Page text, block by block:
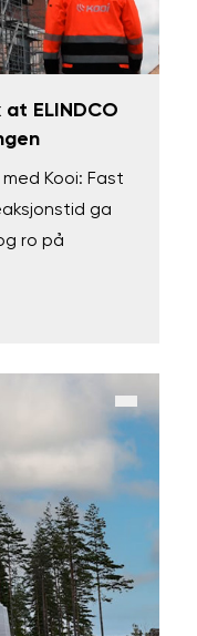
ELINDCO
Kooi: Fast
ga
ro på